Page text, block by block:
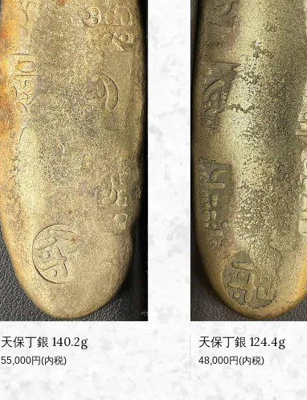
天保丁銀 140.2g
55,000円(内税)
天保丁銀 124.4g
48,000円(内税)